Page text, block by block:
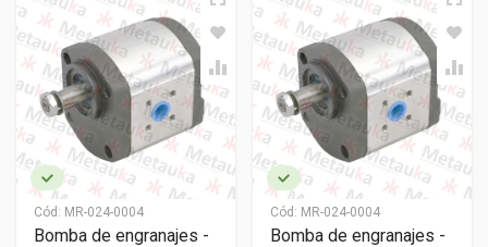
Cód: MR-024-0004
Bomba de engranajes -
Cód: MR-024-0004
Bomba de engranajes -